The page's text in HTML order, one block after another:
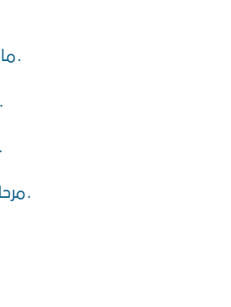
ما هو المشروع .
مرحلة الفكرة .
توليد الأفكار .
مرحلة خطة العمل .